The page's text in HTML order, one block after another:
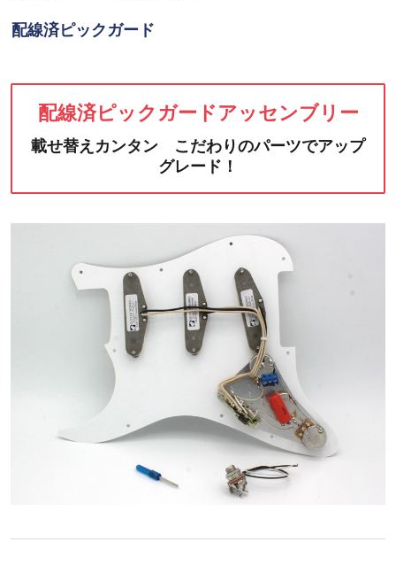
配線済ピックガード
配線済ピックガードアッセンブリー
載せ替えカンタン こだわりのパーツでアップ
グレード！